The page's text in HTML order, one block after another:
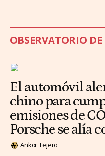
OBSERVATORIO
El automóvil
chino para
emisiones de
Porsche se alía
Ankor Tejero